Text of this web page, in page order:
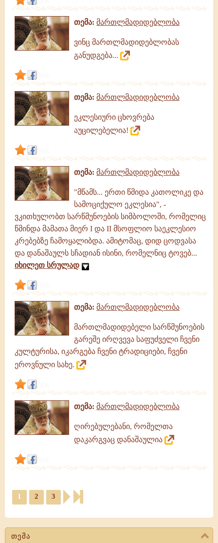
თემა
თემა: მართლმადიდებლობა
ვინც მართლმადიდებლობას
განუდგება...
თემა: მართლმადიდებლობა
ეკლესიური ცხოვრება
აუცილებელია!
თემა: მართლმადიდებლობა
"მწამს... ერთი წმიდა კათოლიკე და
სამოციქულო ეკლესია", -
ვკითხულობთ სარწმუნოების სიმბოლოში, რომელიც
წმინდა მამათა მიერ I და II მსოფლიო საეკლესიო
კრებებზე ჩამოყალიბდა. ამიტომაც, დიდ ცოდვასა
და დანაშაულს სჩადიან ისინი, რომელნიც ტოვებ...
იხილეთ სრულად
თემა: მართლმადიდებლობა
მართლმადიდებელი სარწმუნოების
გარეშე ირღვევა საფუძველი ჩვენი
კულტურისა, იკარგება ჩვენი ტრადიციები, ჩვენი
ეროვნული სახე.
თემა: მართლმადიდებლობა
ღირებულებანი, რომელთა
დაკარგვაც დანაშაულია
1 2 3